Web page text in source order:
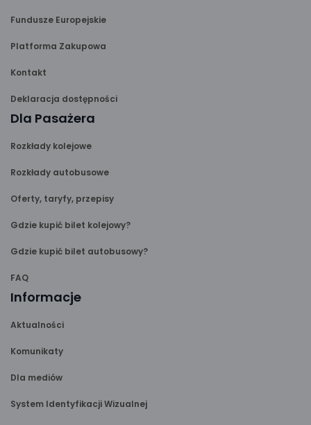
Fundusze Europejskie
Platforma Zakupowa
Kontakt
Deklaracja dostępności
Dla Pasażera
Rozkłady kolejowe
Rozkłady autobusowe
Oferty, taryfy, przepisy
Gdzie kupić bilet kolejowy?
Gdzie kupić bilet autobusowy?
FAQ
Informacje
Aktualności
Komunikaty
Dla mediów
System Identyfikacji Wizualnej